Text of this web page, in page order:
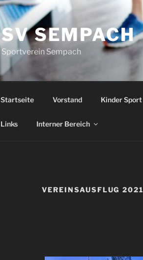
SV SEMPACH
Sportverein Sempach
Startseite Vorstand Kinder Sport
Links Interner Bereich
VEREINSAUSFLUG 2021